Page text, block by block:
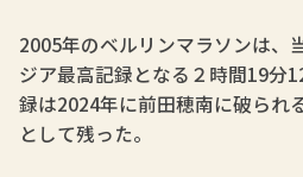
2005年のベルリンマラソンは、
ジア最高記録となる２時間19分
録は2024年に前田穂南に破られ
として残った。